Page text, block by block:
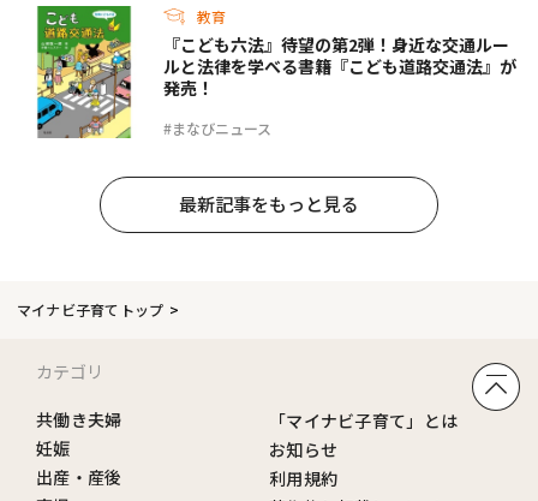
教育
#まなびニュース
『こども六法』待望の第2弾！身近な交通ルー
ルと法律を学べる書籍『こども道路交通法』が
発売！
最新記事をもっと見る
マイナビ子育てトップ
カテゴリ
共働き夫婦
妊娠
出産・産後
「マイナビ子育て」とは
お知らせ
利用規約